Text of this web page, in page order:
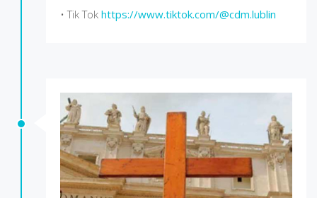
• Tik Tok https://www.tiktok.com/@cdm.lublin